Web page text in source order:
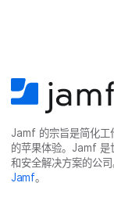
Jamf 的​宗旨​是​简化​
的​苹果​体验。 Jamf是​
和​安全​解决​方案​的​公
Jamf。